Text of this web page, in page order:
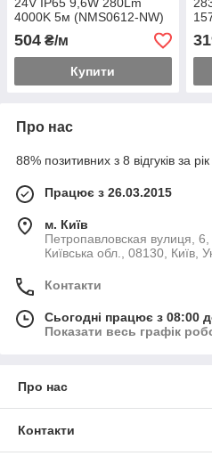
24V IP65 9,6W 280Lm
4000K 5м (NMS0612-NW)
504 ₴/м
Купити
Про нас
88% позитивних з 8 відгуків за рік
Працює з 26.03.2015
м. Київ
Петропавловская вулиця, 6,
Київська обл., 08130, Київ,
Контакти
Сьогодні працює з 08:00
Показати весь графік
Про нас
Контакти